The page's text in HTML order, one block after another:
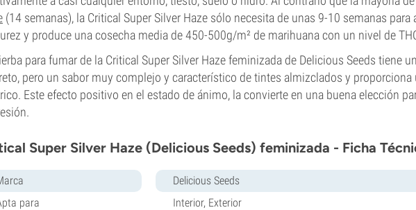
(14 semanas), la Critical Super Silver Haze sólo necesita de unas 9-10 semanas para
y produce una cosecha media de 450-500g/m² de marihuana con un nivel de
para fumar de la Critical Super Silver Haze feminizada de Delicious Seeds tiene
pero un sabor muy complejo y característico de tintes almizclados y
Este efecto positivo en el estado de ánimo, la convierte en una buena elección
Super Silver Haze (Delicious Seeds) feminizada - Ficha
Delicious Seeds
para
Interior, Exterior